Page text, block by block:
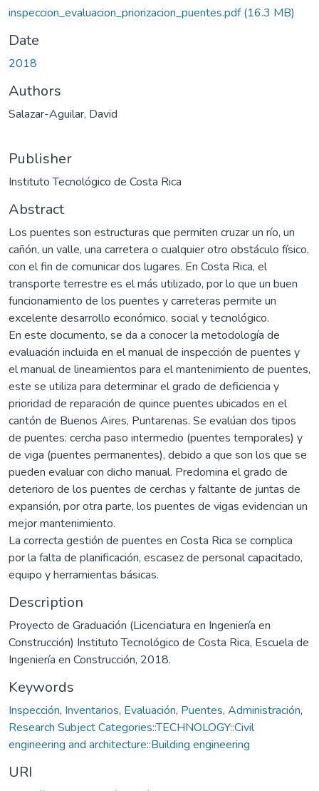
inspeccion_evaluacion_priorizacion_puentes.pdf(16.3 MB)
Date
2018
Authors
Salazar-Aguilar, David
Publisher
Instituto Tecnológico de Costa Rica
Abstract
Los puentes son estructuras que permiten cruzar un río, un
cañón, un valle, una carretera o cualquier otro obstáculo físico,
con el fin de comunicar dos lugares. En Costa Rica, el
transporte terrestre es el más utilizado, por lo que un buen
funcionamiento de los puentes y carreteras permite un
excelente desarrollo económico, social y tecnológico.
En este documento, se da a conocer la metodología de
evaluación incluida en el manual de inspección de puentes y
el manual de lineamientos para el mantenimiento de puentes,
este se utiliza para determinar el grado de deficiencia y
prioridad de reparación de quince puentes ubicados en el
cantón de Buenos Aires, Puntarenas. Se evalúan dos tipos
de puentes: cercha paso intermedio (puentes temporales) y
de viga (puentes permanentes), debido a que son los que se
pueden evaluar con dicho manual. Predomina el grado de
deterioro de los puentes de cerchas y faltante de juntas de
expansión, por otra parte, los puentes de vigas evidencian un
mejor mantenimiento.
La correcta gestión de puentes en Costa Rica se complica
por la falta de planificación, escasez de personal capacitado,
equipo y herramientas básicas.
Description
Proyecto de Graduación (Licenciatura en Ingeniería en
Construcción) Instituto Tecnológico de Costa Rica, Escuela de
Ingeniería en Construcción, 2018.
Keywords
Inspección, Inventarios, Evaluación, Puentes, Administración,
Research Subject Categories::TECHNOLOGY::Civil
engineering and architecture::Building engineering
URI